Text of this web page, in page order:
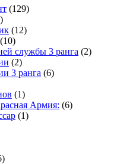
(129)
(12)
(10)
службы 3 ранга (2)
(2)
3 ранга (6)
(1)
Армия: (6)
(1)